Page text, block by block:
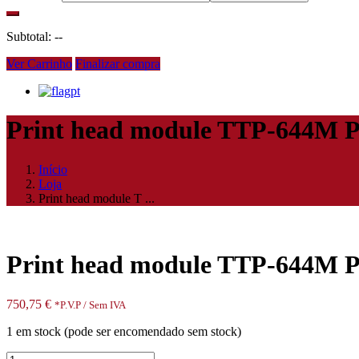
Subtotal: --
Ver Carrinho Finalizar compra
pt
Print head module TTP-644M
Início
Loja
Print head module T ...
Print head module TTP-644M
750,75 € *P.V.P / Sem IVA
1 em stock (pode ser encomendado sem stock)